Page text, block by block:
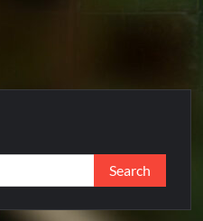
Search
for: